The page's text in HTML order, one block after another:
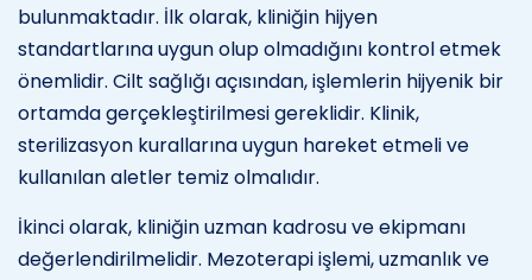
bulunmaktadır. İlk olarak, kliniğin hijyen
standartlarına uygun olup olmadığını kontrol etmek
önemlidir. Cilt sağlığı açısından, işlemlerin hijyenik bir
ortamda gerçekleştirilmesi gereklidir. Klinik,
sterilizasyon kurallarına uygun hareket etmeli ve
kullanılan aletler temiz olmalıdır.
İkinci olarak, kliniğin uzman kadrosu ve ekipmanı
değerlendirilmelidir. Mezoterapi işlemi, uzmanlık ve